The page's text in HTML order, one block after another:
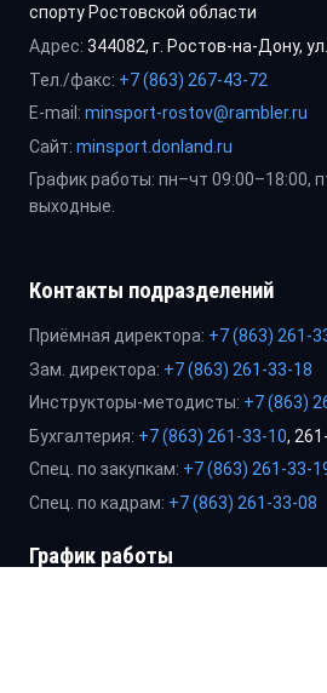
спорту Ростовской области
Адрес: 344082, г. Ростов-на-Дону,
Тел./факс: +7 (863) 267-43-72
E-mail: minsport-rostov@rambler.ru
Сайт: minsport.donland.ru
График работы: пн–чт 09:00–18:00,
выходные.
Контакты подразделений
Приёмная директора: +7 (863) 261-
Зам. директора: +7 (863) 261-33-18
Инструкторы-методисты: +7 (863)
Бухгалтерия: +7 (863) 261-33-10,
Спец. по закупкам: +7 (863) 261-33-
Спец. по кадрам: +7 (863) 261-33-08
График работы